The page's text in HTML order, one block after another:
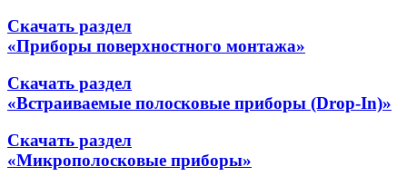
Скачать раздел
«Приборы поверхностного монтажа»
Скачать раздел
«Встраиваемые полосковые приборы (Drop-In)»
Скачать раздел
«Микрополосковые приборы»